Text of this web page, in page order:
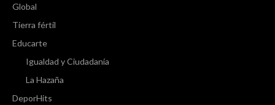
Global
Tierra fértil
Educarte
Igualdad y Ciudadanía
La Hazaña
DeporHits